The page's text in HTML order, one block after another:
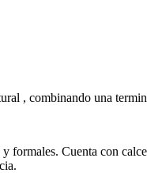
, combinando una
formales. Cuenta con